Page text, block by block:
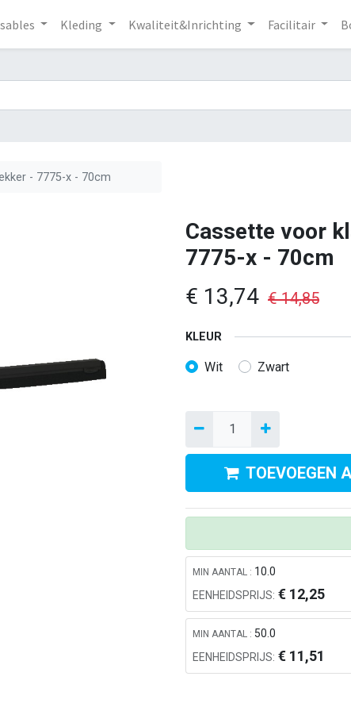
Kleding Kwaliteit&Inrichting Facilitair
- 7775-x - 70cm
Cassette voor
7775-x - 70cm
€ 13,74 €14,85
KLEUR
Wit Zwart
TOEVOEGEN
MIN AANTAL : 10.0
EENHEIDSPRIJS: € 12,25
MIN AANTAL : 50.0
EENHEIDSPRIJS: € 11,51
Kom in contact met ons
Dommelstraat 64, 5347JL Oss